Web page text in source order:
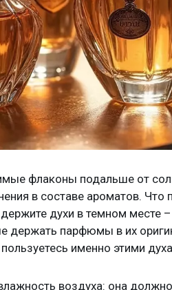
флаконы подальше от
в составе ароматов. Что
духи в темном
держать парфюмы в их
именно этими
воздуха: она